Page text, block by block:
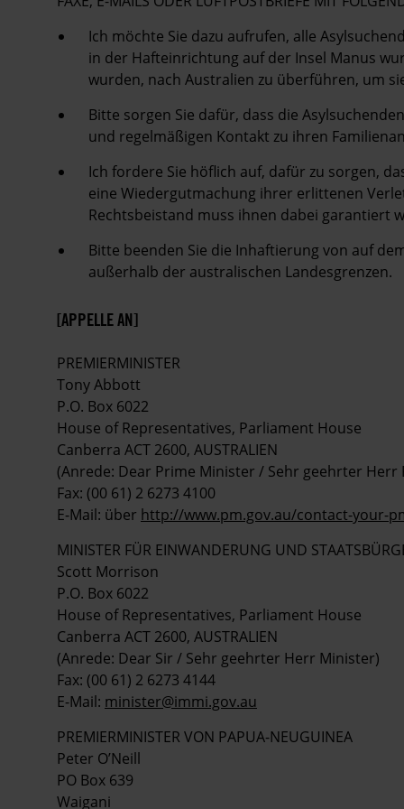
Ich möchte Sie dazu aufrufen, alle
in der Hafteinrichtung auf der Insel Manus
wurden, nach Australien zu überführen, um
Bitte sorgen Sie dafür, dass die
und regelmäßigen Kontakt zu ihren
Ich fordere Sie höflich auf, dafür zu sorgen,
eine Wiedergutmachung ihrer erlittenen
Rechtsbeistand muss ihnen dabei garantiert
Bitte beenden Sie die Inhaftierung von auf
außerhalb der australischen Landesgrenzen.
[APPELLE AN]
PREMIERMINISTER
Tony Abbott
P.O. Box 6022
House of Representatives, Parliament House
Canberra ACT 2600, AUSTRALIEN
(Anrede: Dear Prime Minister / Sehr geehrter
Fax: (00 61) 2 6273 4100
E-Mail: über http://www.pm.gov.au/contact-your-
MINISTER FÜR EINWANDERUNG UND
Scott Morrison
P.O. Box 6022
House of Representatives, Parliament House
Canberra ACT 2600, AUSTRALIEN
(Anrede: Dear Sir / Sehr geehrter Herr Minister)
Fax: (00 61) 2 6273 4144
E-Mail: minister@immi.gov.au
PREMIERMINISTER VON PAPUA-NEUGUINEA
Peter O’Neill
PO Box 639
Waigani